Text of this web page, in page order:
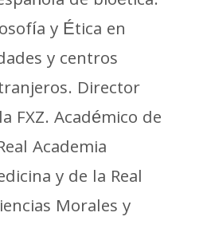
y Ética en
y centros
Director
FXZ. Académico de
Academia
y de la Real
Morales y